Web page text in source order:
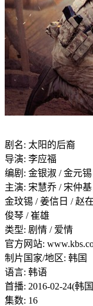
剧名: 太阳的后裔
导演: 李应福
编剧: 金银淑 / 金元锡
主演: 宋慧乔 / 宋仲
金玟锡 / 姜信日 / 赵
俊琴 / 崔雄
类型: 剧情 / 爱情
官方网站:
制片国家/地区: 韩国
语言: 韩语
首播: 2016-02-24(韩
集数: 16